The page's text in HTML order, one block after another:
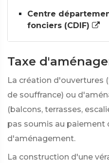
Centre
fonciers (CDIF)
Taxe
La création d'ouvertures
de souffrance) ou
(balcons, terrasses,
pas soumis au paiement
d'aménagement.
La construction d'une